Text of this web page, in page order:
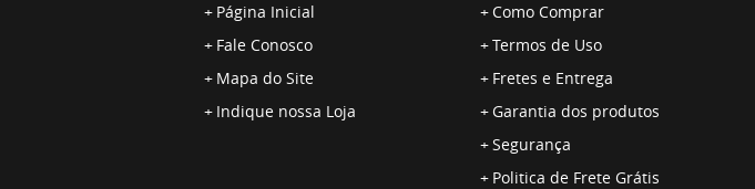
Página Inicial
Fale Conosco
Mapa do Site
Indique nossa Loja
Como Comprar
Termos de Uso
Fretes e Entrega
Garantia dos produtos
Segurança
Politica de Frete Grátis